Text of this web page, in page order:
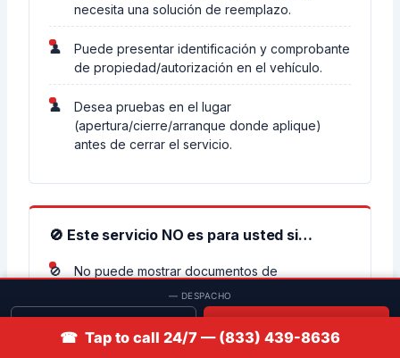
necesita una solución de reemplazo.
Puede presentar identificación y comprobante
de propiedad/autorización en el vehículo.
Desea pruebas en el lugar
(apertura/cierre/arranque donde aplique)
antes de cerrar el servicio.
🚫 Este servicio NO es para usted si…
No puede mostrar documentos de
autorización o propiedad.
Desea eludir el inmovilizador o desactivar el
sistema
— DESPACHO
Solicitar cotización
☎ Tap to call 24/7 — (833) 439-8636